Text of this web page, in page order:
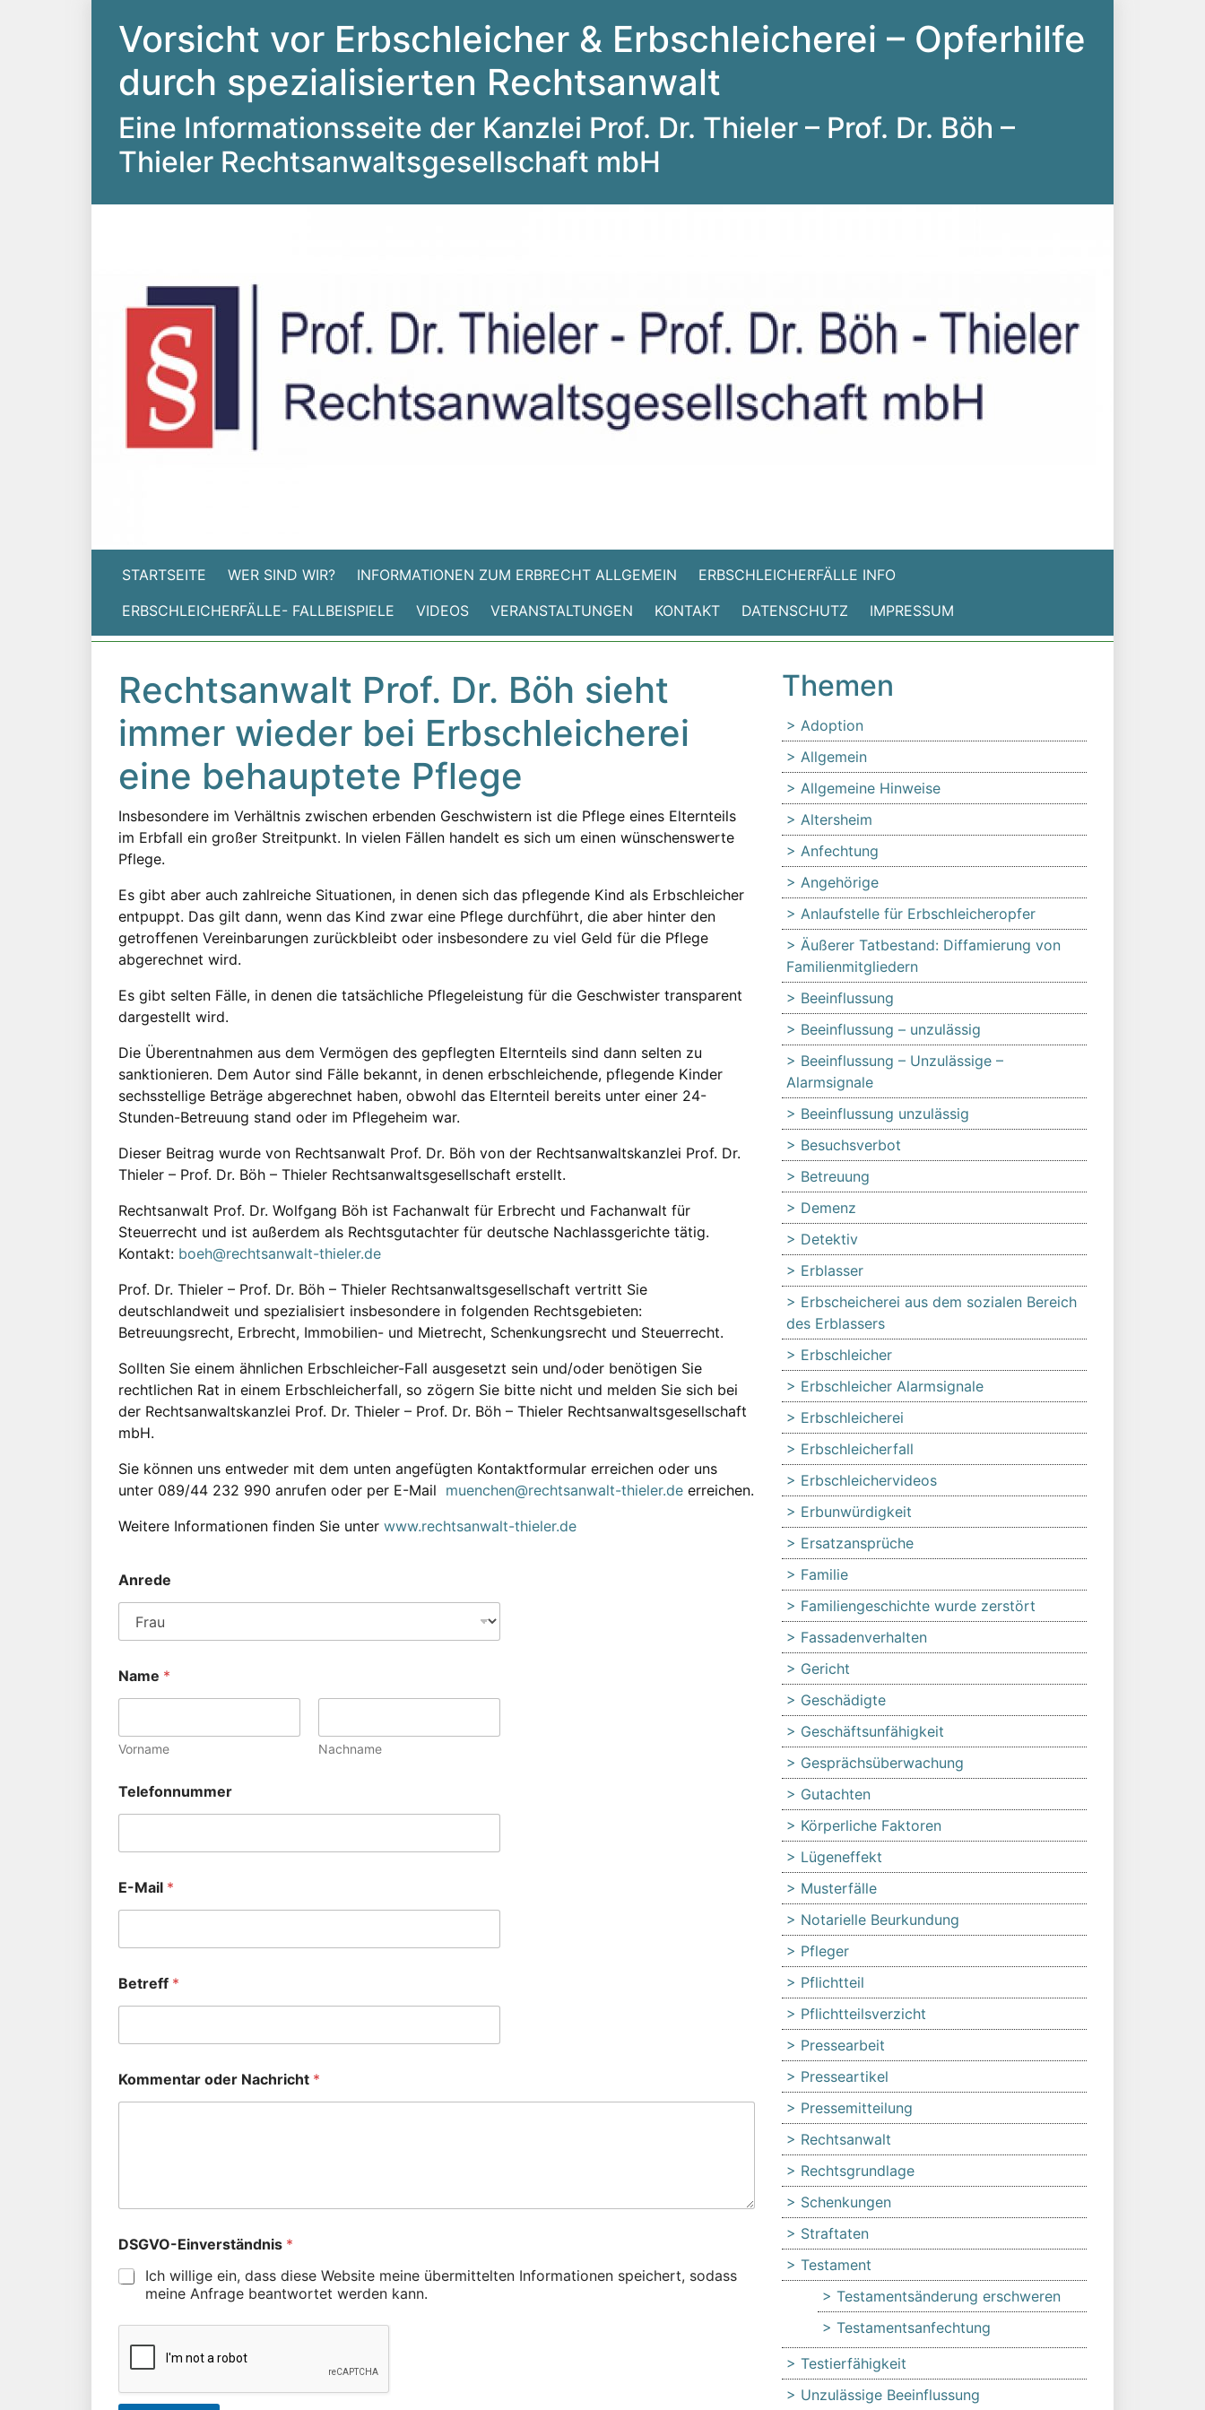
Vorsicht vor Erbschleicher & Erbschleicherei – Opferhilfe
durch spezialisierten Rechtsanwalt
Eine Informationsseite der Kanzlei Prof. Dr. Thieler – Prof. Dr. Böh –
Thieler Rechtsanwaltsgesellschaft mbH
STARTSEITE WER SIND WIR? INFORMATIONEN ZUM ERBRECHT ALLGEMEIN
ERBSCHLEICHERFÄLLE INFO
ERBSCHLEICHERFÄLLE- FALLBEISPIELE
VIDEOS VERANSTALTUNGEN KONTAKT DATENSCHUTZ IMPRESSUM
Rechtsanwalt Prof. Dr. Böh sieht
immer wieder bei Erbschleicherei
eine behauptete Pflege
Insbesondere im Verhältnis zwischen erbenden Geschwistern ist die Pflege eines Elternteils
im Erbfall ein großer Streitpunkt. In vielen Fällen handelt es sich um einen wünschenswerte
Pflege.
Es gibt aber auch zahlreiche Situationen, in denen sich das pflegende Kind als Erbschleicher
entpuppt. Das gilt dann, wenn das Kind zwar eine Pflege durchführt, die aber hinter den
getroffenen Vereinbarungen zurückbleibt oder insbesondere zu viel Geld für die Pflege
abgerechnet wird.
Es gibt selten Fälle, in denen die tatsächliche Pflegeleistung für die Geschwister transparent
dargestellt wird.
Die Überentnahmen aus dem Vermögen des gepflegten Elternteils sind dann selten zu
sanktionieren. Dem Autor sind Fälle bekannt, in denen erbschleichende, pflegende Kinder
sechsstellige Beträge abgerechnet haben, obwohl das Elternteil bereits unter einer 24-
Stunden-Betreuung stand oder im Pflegeheim war.
Dieser Beitrag wurde von Rechtsanwalt Prof. Dr. Böh von der Rechtsanwaltskanzlei Prof. Dr.
Thieler – Prof. Dr. Böh – Thieler Rechtsanwaltsgesellschaft erstellt.
Rechtsanwalt Prof. Dr. Wolfgang Böh ist Fachanwalt für Erbrecht und Fachanwalt für
Steuerrecht und ist außerdem als Rechtsgutachter für deutsche Nachlassgerichte tätig.
Kontakt: boeh@rechtsanwalt-thieler.de
Prof. Dr. Thieler – Prof. Dr. Böh – Thieler Rechtsanwaltsgesellschaft vertritt Sie
deutschlandweit und spezialisiert insbesondere in folgenden Rechtsgebieten:
Betreuungsrecht, Erbrecht, Immobilien- und Mietrecht, Schenkungsrecht und Steuerrecht.
Sollten Sie einem ähnlichen Erbschleicher-Fall ausgesetzt sein und/oder benötigen Sie
rechtlichen Rat in einem Erbschleicherfall, so zögern Sie bitte nicht und melden Sie sich bei
der Rechtsanwaltskanzlei Prof. Dr. Thieler – Prof. Dr. Böh – Thieler Rechtsanwaltsgesellschaft
mbH.
Sie können uns entweder mit dem unten angefügten Kontaktformular erreichen oder uns
unter 089/44 232 990 anrufen oder per E-Mail muenchen@rechtsanwalt-thieler.de erreichen.
Weitere Informationen finden Sie unter www.rechtsanwalt-thieler.de
Anrede
Name *
Vorname Nachname
Telefonnummer
E-Mail *
Betreff *
Kommentar oder Nachricht *
DSGVO-Einverständnis *
Ich willige ein, dass diese Website meine übermittelten Informationen speichert, sodass
meine Anfrage beantwortet werden kann.
Themen
Adoption
Allgemein
Allgemeine Hinweise
Altersheim
Anfechtung
Angehörige
Anlaufstelle für Erbschleicheropfer
Äußerer Tatbestand: Diffamierung von
Familienmitgliedern
Beeinflussung
Beeinflussung – unzulässig
Beeinflussung – Unzulässige –
Alarmsignale
Beeinflussung unzulässig
Besuchsverbot
Betreuung
Demenz
Detektiv
Erblasser
Erbscheicherei aus dem sozialen Bereich
des Erblassers
Erbschleicher
Erbschleicher Alarmsignale
Erbschleicherei
Erbschleicherfall
Erbschleichervideos
Erbunwürdigkeit
Ersatzansprüche
Familie
Familiengeschichte wurde zerstört
Fassadenverhalten
Gericht
Geschädigte
Geschäftsunfähigkeit
Gesprächsüberwachung
Gutachten
Körperliche Faktoren
Lügeneffekt
Musterfälle
Notarielle Beurkundung
Pfleger
Pflichtteil
Pflichtteilsverzicht
Pressearbeit
Presseartikel
Pressemitteilung
Rechtsanwalt
Rechtsgrundlage
Schenkungen
Straftaten
Testament
Testamentsänderung erschweren
Testamentsanfechtung
Testierfähigkeit
Unzulässige Beeinflussung